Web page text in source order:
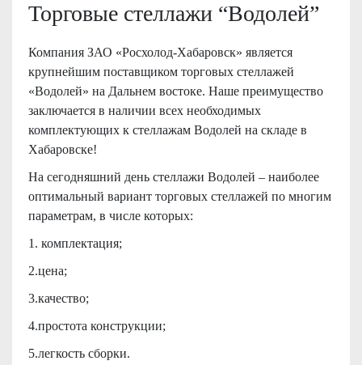
Торговые стеллажи “Водолей”
Компания ЗАО «Росхолод-Хабаровск» является
крупнейшим поставщиком торговых стеллажей
«Водолей» на Дальнем востоке. Наше преимущество
заключается в наличии всех необходимых
комплектующих к стеллажам Водолей на складе в
Хабаровске!
На сегодняшний день стеллажи Водолей – наиболее
оптимальный вариант торговых стеллажей по многим
параметрам, в числе которых:
1. комплектация;
2.цена;
3.качество;
4.простота конструкции;
5.легкость сборки.